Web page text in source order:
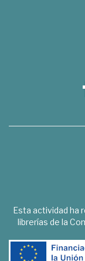
Esta actividad ha
librerías de la